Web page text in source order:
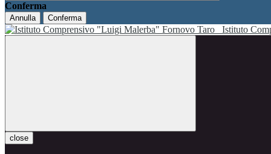
Conferma
Annulla Conferma
Istituto
close